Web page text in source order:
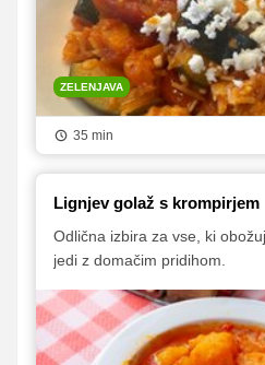
ZELENJAVA
35 min
Lignjev golaž s krompirjem
Odlična izbira za vse, ki
jedi z domačim pridihom.